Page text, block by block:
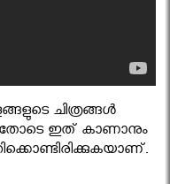
ചിത്രങ്ങള്‍
ഇത് കാണാനും